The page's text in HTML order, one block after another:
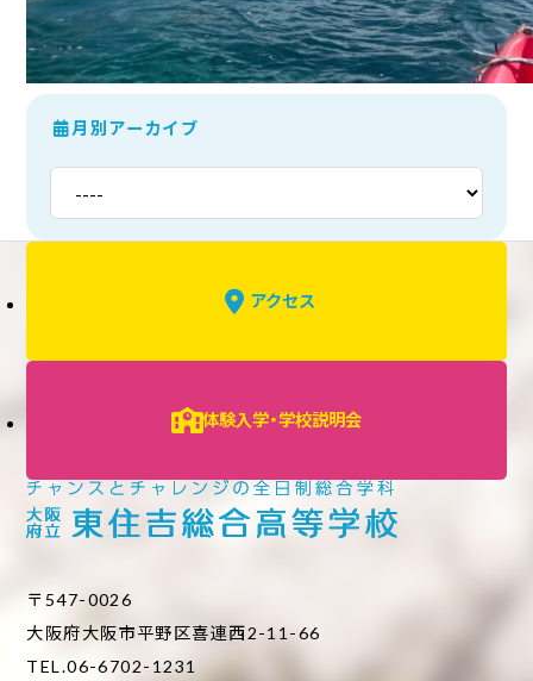
月別アーカイブ
アクセス
体験入学・学校説明会
〒547-0026
大阪府大阪市平野区喜連西2-11-66
TEL.06-6702-1231